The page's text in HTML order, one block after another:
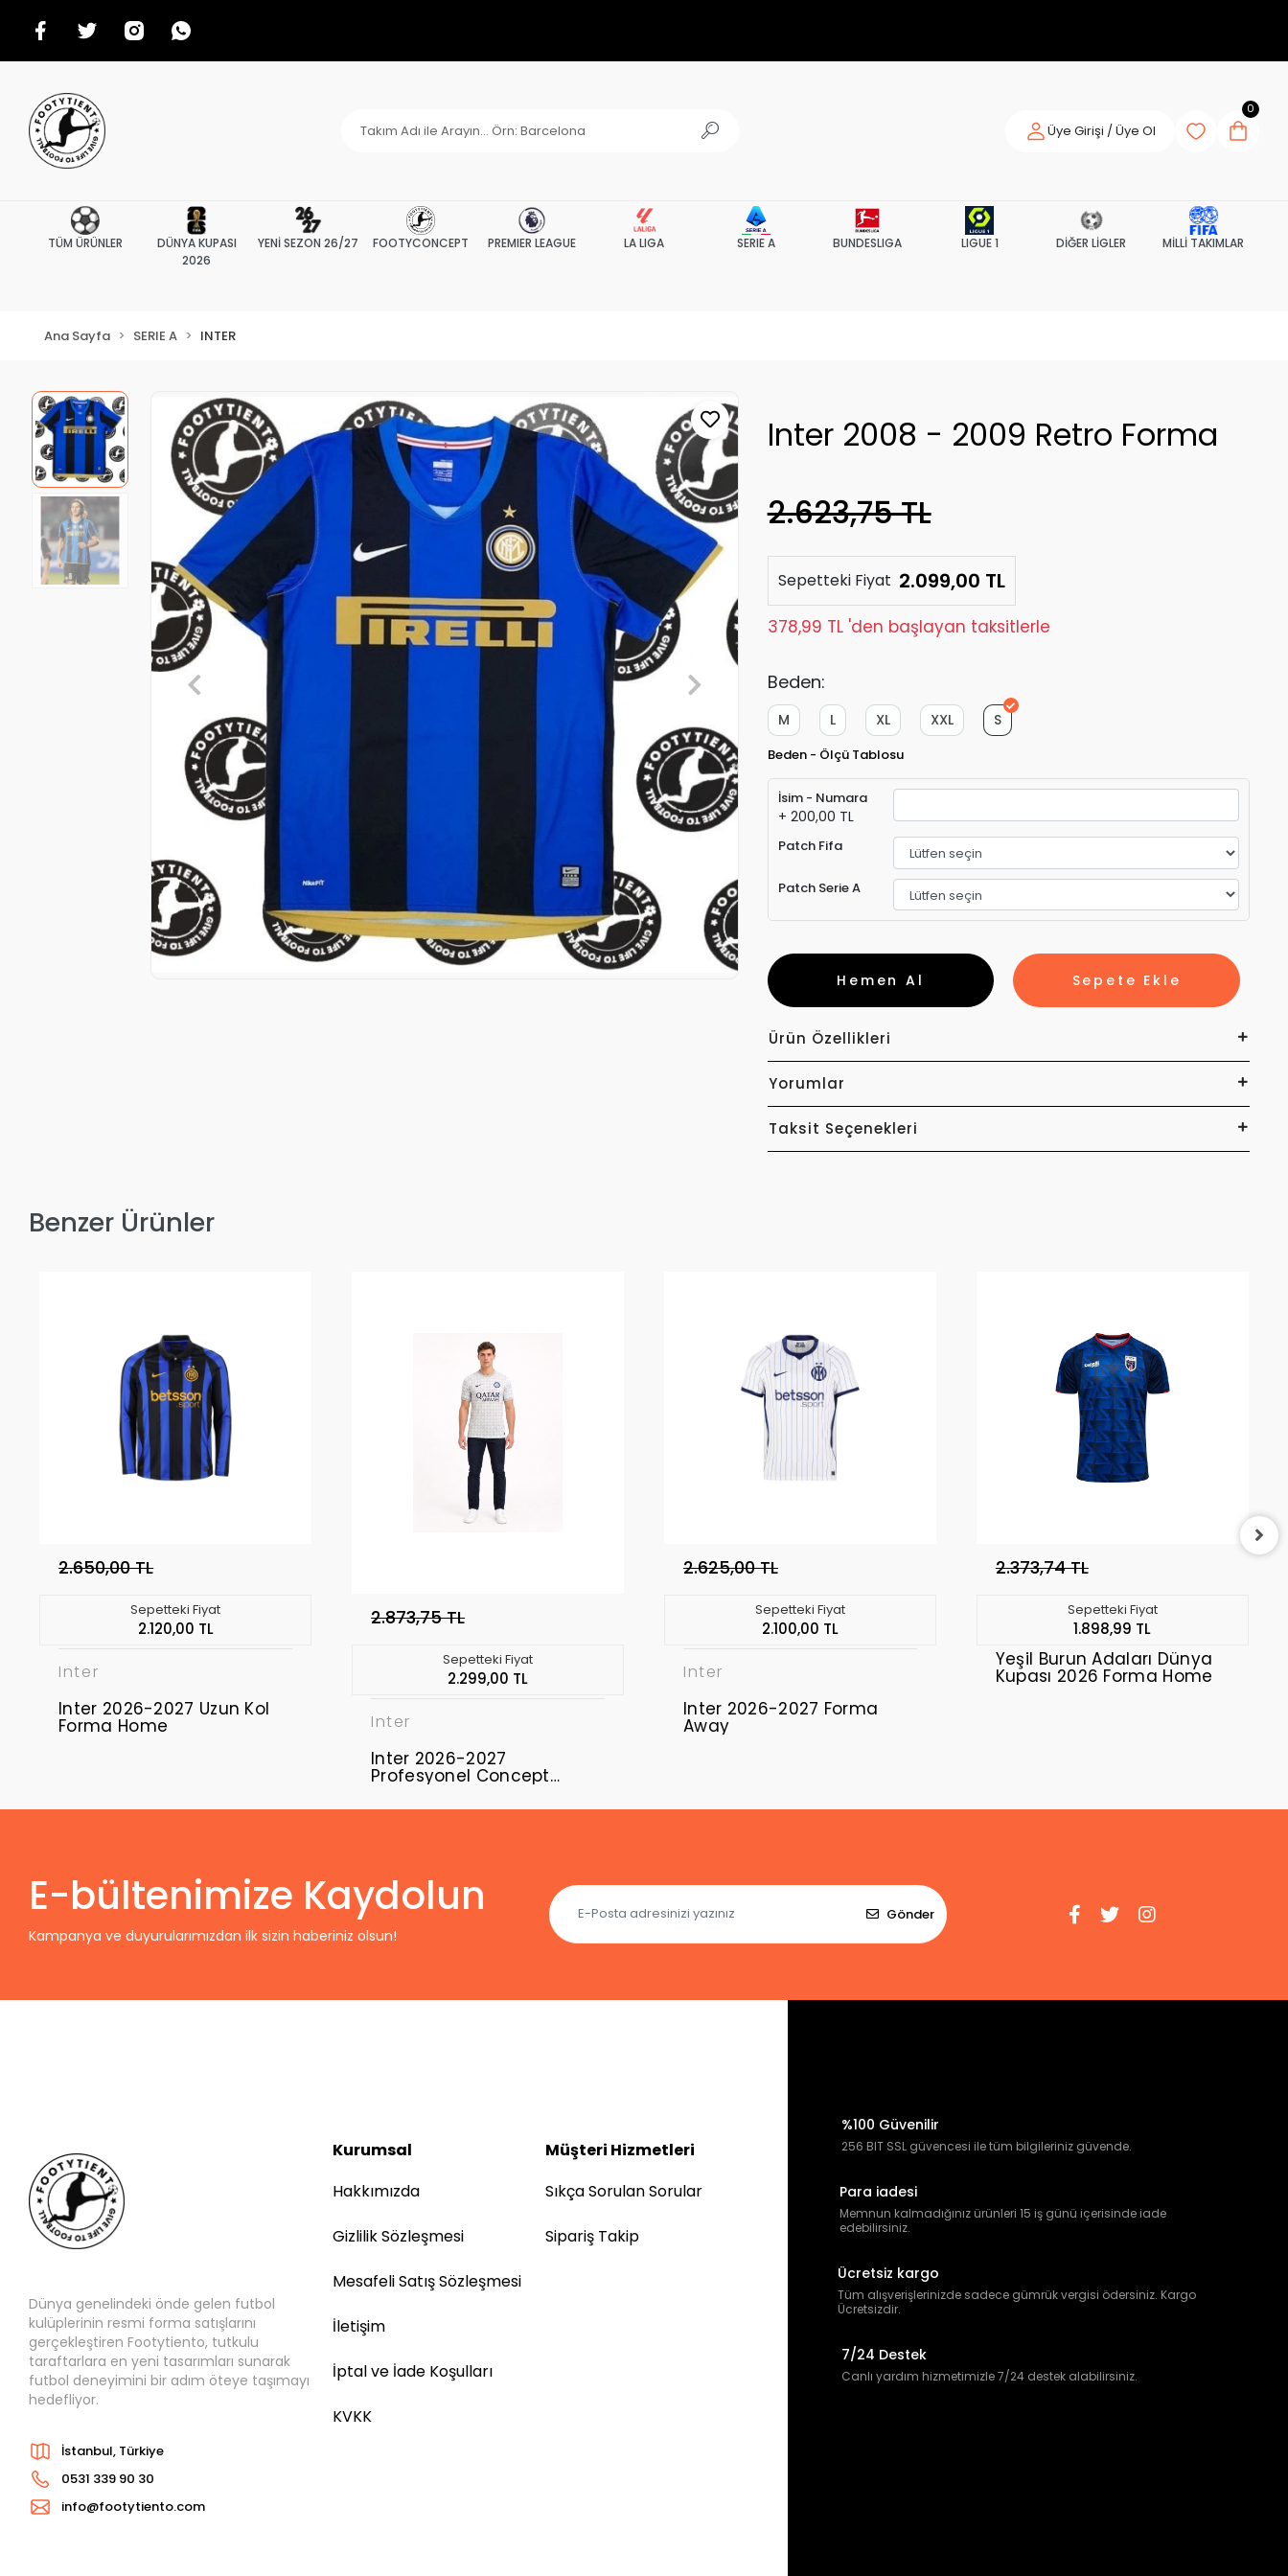
Üye Girişi / Üye Ol
0
TÜM ÜRÜNLER
DÜNYA KUPASI
2026
YENİ SEZON 26/27 FOOTYCONCEPT PREMIER LEAGUE LA LIGA SERIE A BUNDESLIGA LIGUE 1 DİĞER LİGLER MİLLİ TAKIMLAR
Ana Sayfa SERIE A INTER
Inter 2008 - 2009 Retro Forma
2.623,75 TL
Sepetteki Fiyat 2.099,00 TL
378,99 TL 'den başlayan taksitlerle
Beden:
S
XXL
XL
L
M
Beden - Ölçü Tablosu
İsim - Numara
+ 200,00 TL
Patch Fifa
Patch Serie A
Sepete Ekle
Hemen Al
Ürün Özellikleri
Yorumlar
Taksit Seçenekleri
Benzer Ürünler
2.650,00 TL
Sepetteki Fiyat
2.120,00 TL
Inter
Inter 2026-2027 Uzun Kol
Forma Home
2.873,75 TL
Sepetteki Fiyat
2.299,00 TL
Inter
Inter 2026-2027
Profesyonel Concept
2.625,00 TL
Sepetteki Fiyat
2.100,00 TL
Inter
Inter 2026-2027 Forma
Away
2.373,74 TL
Sepetteki Fiyat
1.898,99 TL
Yeşil Burun Adaları Dünya
Kupası 2026 Forma Home
E-bültenimize Kaydolun
Kampanya ve duyurularımızdan ilk sizin haberiniz olsun!
Gönder
Dünya genelindeki önde gelen futbol
kulüplerinin resmi forma satışlarını
gerçekleştiren Footytiento, tutkulu
taraftarlara en yeni tasarımları sunarak
futbol deneyimini bir adım öteye taşımayı
hedefliyor.
İstanbul, Türkiye
0531 339 90 30
info@footytiento.com
Kurumsal
Hakkımızda
Gizlilik Sözleşmesi
Mesafeli Satış Sözleşmesi
İletişim
İptal ve İade Koşulları
KVKK
Müşteri Hizmetleri
Sıkça Sorulan Sorular
Sipariş Takip
%100 Güvenilir
256 BIT SSL güvencesi ile tüm bilgileriniz güvende.
Para iadesi
Memnun kalmadığınız ürünleri 15 iş günü içerisinde iade
edebilirsiniz.
Ücretsiz kargo
Tüm alışverişlerinizde sadece gümrük vergisi ödersiniz. Kargo
Ücretsizdir.
7/24 Destek
Canlı yardım hizmetimizle 7/24 destek alabilirsiniz.